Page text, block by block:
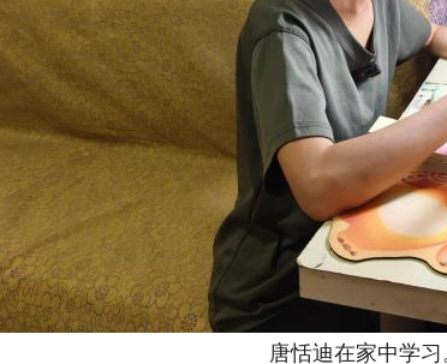
唐恬迪在家中学习